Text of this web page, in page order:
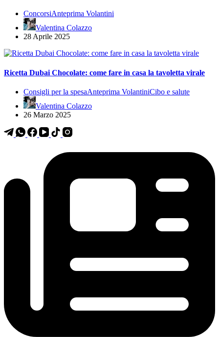
ConcorsiAnteprima Volantini
Valentina Colazzo
28 Aprile 2025
Ricetta Dubai Chocolate: come fare in casa la tavoletta virale
Consigli per la spesaAnteprima VolantiniCibo e salute
Valentina Colazzo
26 Marzo 2025